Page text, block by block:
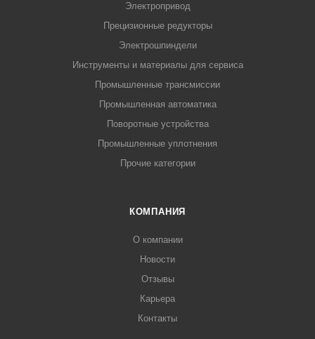
Электропривод
Прецизионные редукторы
Электрошпиндели
Инструменты и материалы для сервиса
Промышленные трансмиссии
Промышленная автоматика
Поворотные устройства
Промышленные уплотнения
Прочие категории
КОМПАНИЯ
О компании
Новости
Отзывы
Карьера
Контакты